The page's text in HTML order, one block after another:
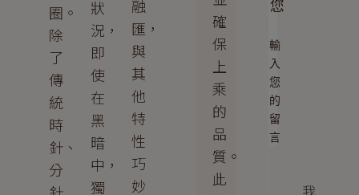
圈。
除
了
傳
統
時
針、
分
狀
況，
即
使
在
黑
暗
中，
獨
融
匯，
與
其
他
特
性
巧
妙
確
保
上
乘
的
品
質。
此
您
輸
入
您
的
留
言